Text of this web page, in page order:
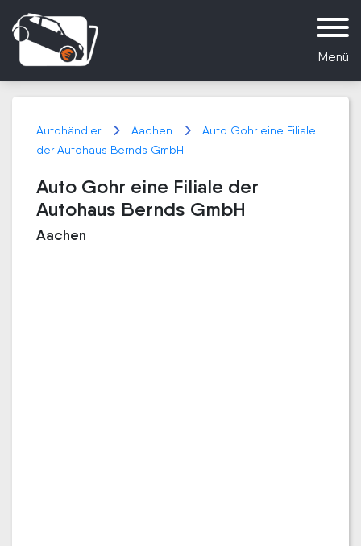
Menü
Autohändler Aachen
Auto Gohr eine Filiale
der Autohaus Bernds GmbH
Auto Gohr eine Filiale der
Autohaus Bernds GmbH
Aachen